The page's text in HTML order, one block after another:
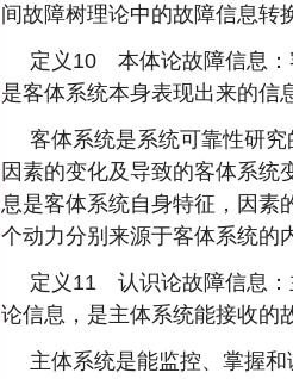
间故障树理论中的故障信息转
定义10 本体论故障信息：
是客体系统本身表现出来的信
客体系统是系统可靠性研
因素的变化及导致的客体系统
息是客体系统自身特征，因素
个动力分别来源于客体系统的
定义11 认识论故障信息：
论信息，是主体系统能接收的
主体系统是能监控、掌握